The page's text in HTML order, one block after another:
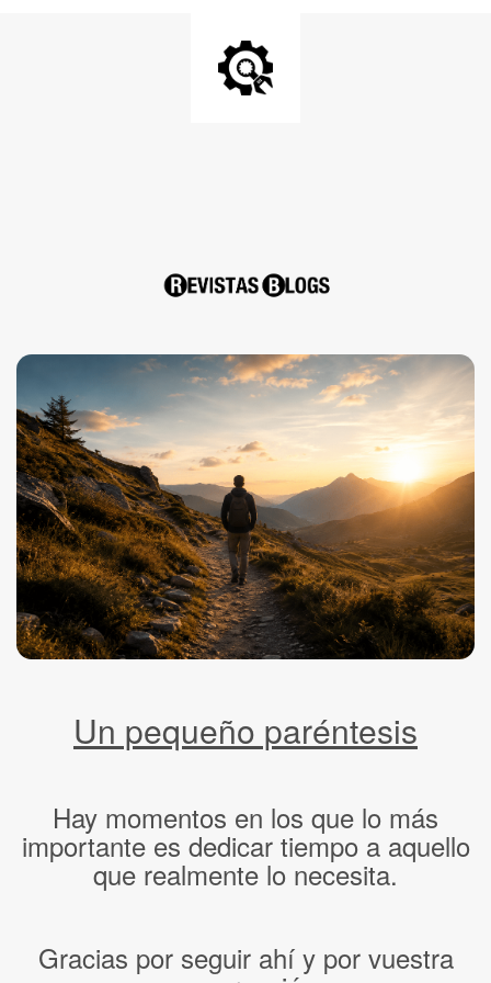
Un pequeño paréntesis
Hay momentos en los que lo más
importante es dedicar tiempo a aquello
que realmente lo necesita.
Gracias por seguir ahí y por vuestra